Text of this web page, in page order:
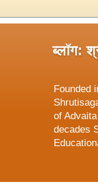
ब्लॉग:
Founded
of
decades